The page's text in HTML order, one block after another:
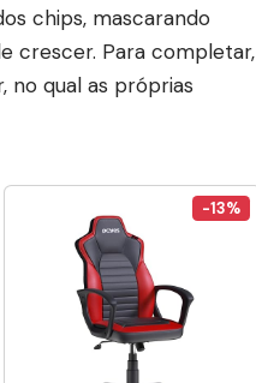
chips, mascarando
crescer. Para completar,
no qual as próprias
-13%